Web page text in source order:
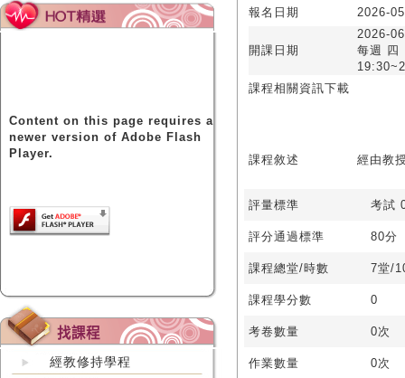
Content on this page requires a
newer version of Adobe Flash
Player.
經教修持學程
報名日期
2026-
開課日期
2026-
每週 四
課程相關資訊下載
課程敘述 經由教
評量標準 考試
評分通過標準 80分
課程總堂/時數 7堂/
課程學分數 0
考卷數量 0次
作業數量 0次